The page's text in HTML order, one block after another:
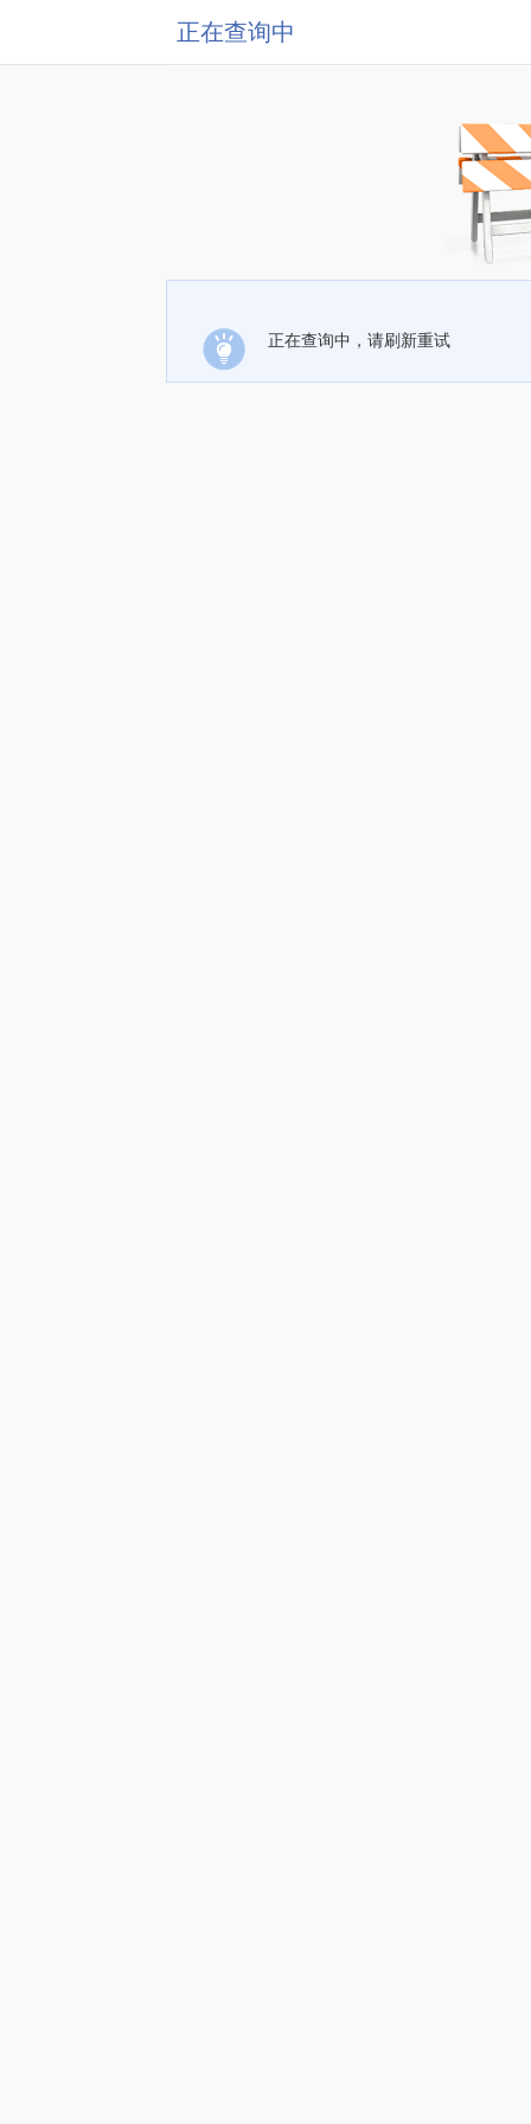
正在查询中
正在查询中，请刷新重试